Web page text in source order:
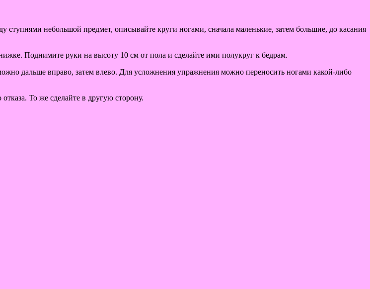
небольшой предмет, описывайте круги ногами, сначала маленькие, затем большие, до касания
Поднимите руки на высоту 10 см от пола и сделайте ими полукруг к бедрам.
дальше вправо, затем влево. Для усложнения упражнения можно переносить ногами какой-либо
То же сделайте в другую сторону.